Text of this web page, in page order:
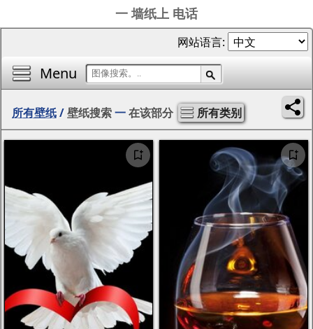
一 墙纸上 电话
Menu
网站语言:
所有壁纸/壁纸搜索一在该部分 所有类别